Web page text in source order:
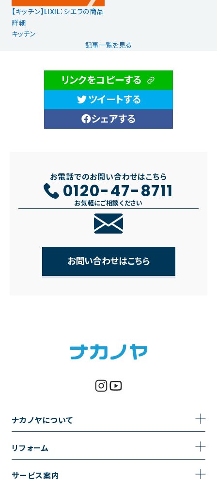
【キッチン】LIXIL：シエラの商品
詳細
キッチン
記事一覧を見る
リンクをコピーする
ツイートする
シェアする
お電話でのお問い合わせはこちら
0120-47-8711
お気軽にご相談ください
お問い合わせはこちら
ナカノヤについて
リフォーム
トイレのリフォーム
サービス案内